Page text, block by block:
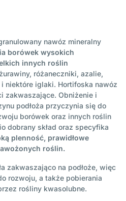
nawóz mineralny
borówek wysokich
innych roślin
różaneczniki, azalie,
niektóre iglaki. Hortifoska nawóz
zakwaszające. Obniżenie i
podłoża przyczynia się do
borówek oraz innych roślin
dobrany skład oraz specyfika
plenność, prawidłowe
roślin.
zakwaszająco na podłoże, więc
rozwoju, a także pobierania
rośliny kwasolubne.